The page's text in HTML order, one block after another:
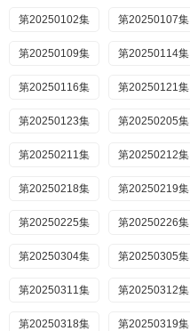
第20250102集 第20250107集
第20250109集 第20250114集
第20250116集 第20250121集
第20250123集 第20250205集
第20250211集 第20250212集
第20250218集 第20250219集
第20250225集 第20250226集
第20250304集 第20250305集
第20250311集 第20250312集
第20250318集 第20250319集